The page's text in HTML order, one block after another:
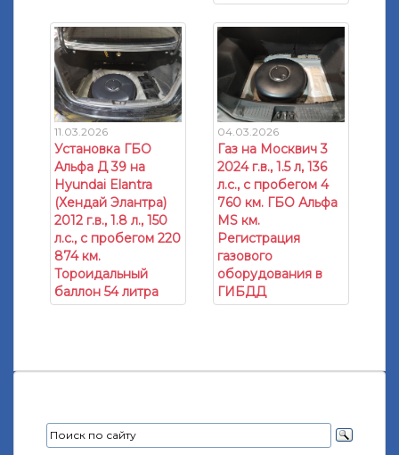
11.03.2026
Установка ГБО
Альфа Д 39 на
Hyundai Elantra
(Хендай Элантра)
2012 г.в., 1.8 л., 150
л.с., с пробегом 220
874 км.
Тороидальный
баллон 54 литра
04.03.2026
Газ на Москвич 3
2024 г.в., 1.5 л, 136
л.с., с пробегом 4
760 км. ГБО Альфа
МS км.
Регистрация
газового
оборудования в
ГИБДД